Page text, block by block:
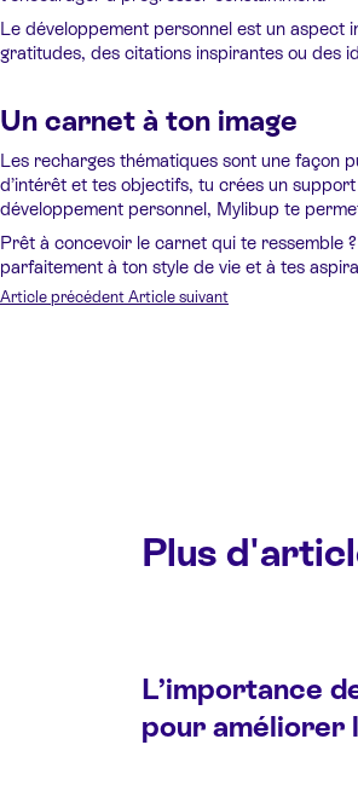
Le développement personnel est un aspect
gratitudes, des citations inspirantes ou des
Un carnet à ton image
Les recharges thématiques sont une façon
d’intérêt et tes objectifs, tu crées un
développement personnel, Mylibup te
Prêt à concevoir le carnet qui te ressemble
parfaitement à ton style de vie et à tes
Article précédent Article suivant
Plus
L’importance
pour améliorer